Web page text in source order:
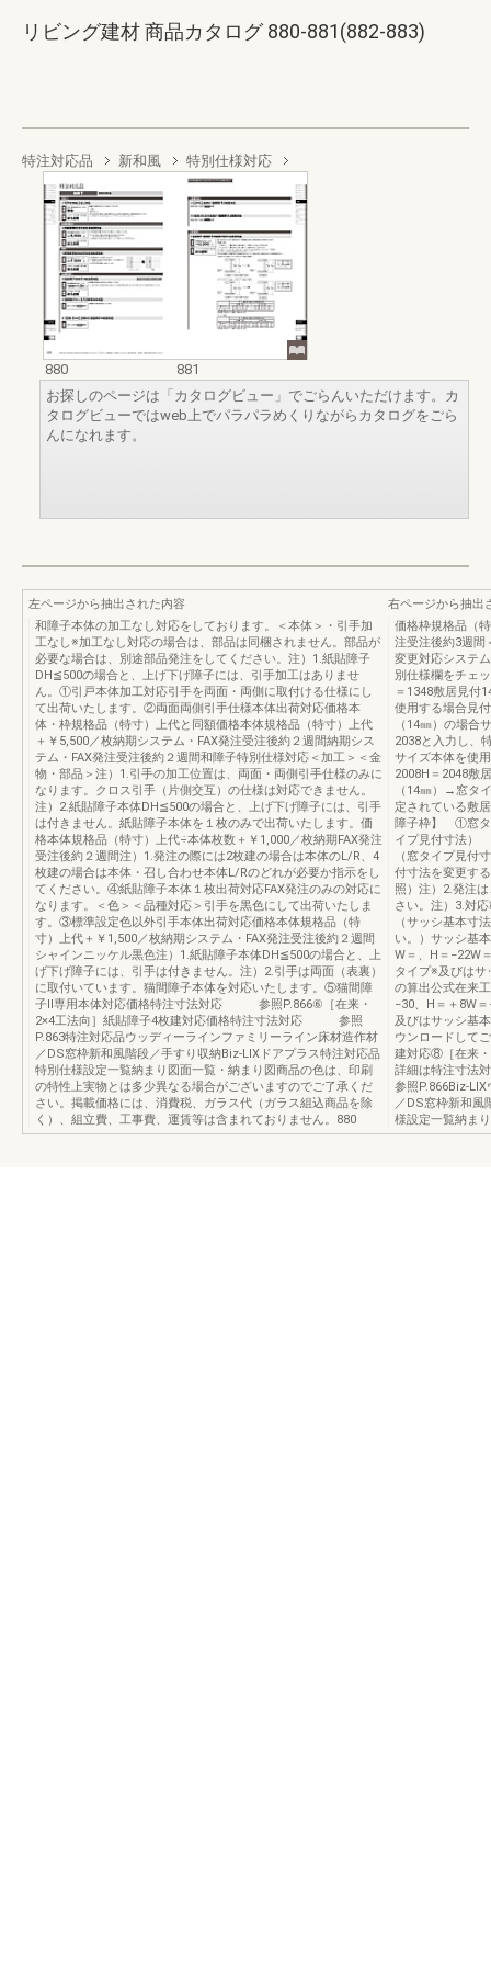
リビング建材 商品カタログ 880-881(882-883)
特注対応品 新和風 特別仕様対応
880
881
お探しのページは「カタログビュー」でごらんいただけます。カ
タログビューではweb上でパラパラめくりながらカタログをごら
んになれます。
左ページから抽出された内容
和障子本体の加工なし対応をしております。＜本体＞・引手加
工なし※加工なし対応の場合は、部品は同梱されません。部品が
必要な場合は、別途部品発注をしてください。注）1.紙貼障子
DH≦500の場合と、上げ下げ障子には、引手加工はありませ
ん。①引戸本体加工対応引手を両面・両側に取付ける仕様にし
て出荷いたします。②両面両側引手仕様本体出荷対応価格本
体・枠規格品（特寸）上代と同額価格本体規格品（特寸）上代
＋￥5,500／枚納期システム・FAX発注受注後約２週間納期シス
テム・FAX発注受注後約２週間和障子特別仕様対応＜加工＞＜金
物・部品＞注）1.引手の加工位置は、両面・両側引手仕様のみに
なります。クロス引手（片側交互）の仕様は対応できません。
注）2.紙貼障子本体DH≦500の場合と、上げ下げ障子には、引手
は付きません。紙貼障子本体を１枚のみで出荷いたします。価
格本体規格品（特寸）上代÷本体枚数＋￥1,000／枚納期FAX発注
受注後約２週間注）1.発注の際には2枚建の場合は本体のL/R、4
枚建の場合は本体・召し合わせ本体L/Rのどれが必要か指示をし
てください。④紙貼障子本体１枚出荷対応FAX発注のみの対応に
なります。＜色＞＜品種対応＞引手を黒色にして出荷いたしま
す。③標準設定色以外引手本体出荷対応価格本体規格品（特
寸）上代＋￥1,500／枚納期システム・FAX発注受注後約２週間
シャインニッケル黒色注）1.紙貼障子本体DH≦500の場合と、上
げ下げ障子には、引手は付きません。注）2.引手は両面（表裏）
に取付いています。猫間障子本体を対応いたします。⑤猫間障
子Ⅱ専用本体対応価格特注寸法対応 参照P.866⑥［在来・
2×4工法向］紙貼障子4枚建対応価格特注寸法対応 参照
P.863特注対応品ウッディーラインファミリーライン床材造作材
／DS窓枠新和風階段／手すり収納Biz-LIXドアプラス特注対応品
特別仕様設定一覧納まり図面一覧・納まり図商品の色は、印刷
の特性上実物とは多少異なる場合がございますのでご了承くだ
さい。掲載価格には、消費税、ガラス代（ガラス組込商品を除
く）、組立費、工事費、運賃等は含まれておりません。880
右ページから抽出
価格枠規格品（
注受注後約3週
変更対応システ
別仕様欄をチェ
＝1348敷居見付
使用する場合見
（14㎜）の場合
2038と入力し、
サイズ本体を使
2008H＝2048敷
（14㎜）→窓タ
定されている敷
障子枠】 ①窓タ
イプ見付寸法）
（窓タイプ見付
付寸法を変更す
照）注）2.発注
さい。注）3.対
（サッシ基本寸
い。）サッシ基
W＝、H＝−22W
タイプ※及びは
の算出公式在来
−30、H＝＋8W
及びはサッシ基
ウンロードして
建対応⑧［在来
詳細は特注寸
参照P.866Biz-
／DS窓枠新和風
様設定一覧納ま